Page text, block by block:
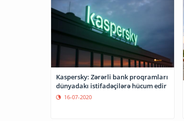
Kaspersky: Zərərli bank proqramları
dünyadakı istifadəçilərə hücum edir
16-07-2020